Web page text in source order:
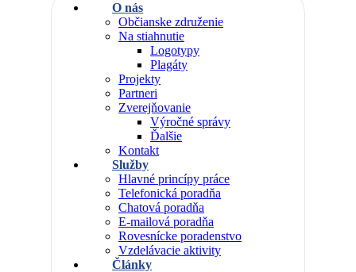
O nás
Občianske združenie
Na stiahnutie
Logotypy
Plagáty
Projekty
Partneri
Zverejňovanie
Výročné správy
Ďalšie
Kontakt
Služby
Hlavné princípy práce
Telefonická poradňa
Chatová poradňa
E-mailová poradňa
Rovesnícke poradenstvo
Vzdelávacie aktivity
Články